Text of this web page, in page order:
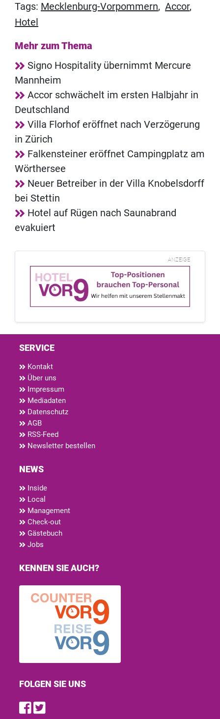
Tags: Mecklenburg-Vorpommern, Accor,
Hotel
Mehr zum Thema
Signo Hospitality übernimmt Mercure
Mannheim
Accor schwächelt im ersten Halbjahr in
Deutschland
Villa Florhof eröffnet nach Verzögerung
in Zürich
Falkensteiner eröffnet Campingplatz am
Wörthersee
Neuer Betreiber in der Villa Knobelsdorff
bei Stettin
Hotel auf Rügen nach Saunabrand
evakuiert
ANZEIGE
SERVICE
Kontakt
Über uns
Impressum
Mediadaten
Datenschutz
AGB
RSS-Feed
Newsletter bestellen
NEWS
Inside
Local
Management
Check-out
Gästebuch
Jobs
KENNEN SIE AUCH?
FOLGEN SIE UNS
Find us on Facebook
Follow us on Twitter